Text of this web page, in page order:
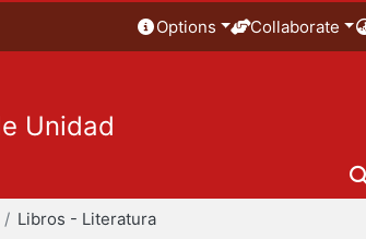
Options Collaborate
Unidad
Libros - Literatura